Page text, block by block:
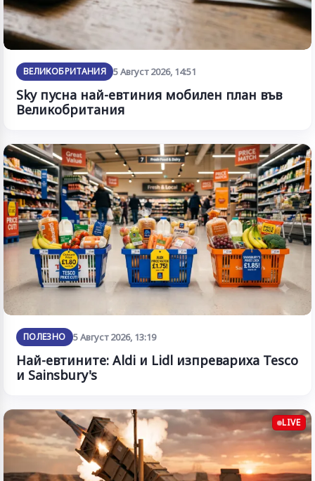
ВЕЛИКОБРИТАНИЯ 5 Август 2026, 14:51
Sky пусна най-евтиния мобилен план във
Великобритания
ПОЛЕЗНО 5 Август 2026, 13:19
Най-евтините: Aldi и Lidl изпревариха Tesco
и Sainsbury's
LIVE